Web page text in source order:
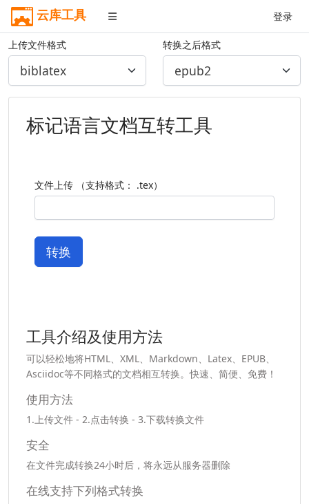
云库工具 登录
上传文件格式 转换之后格式
标记语言文档互转工具
文件上传 （支持格式： .tex）
转换
工具介绍及使用方法
可以轻松地将HTML、XML、Markdown、Latex、EPUB、
Asciidoc等不同格式的文档相互转换。快速、简便、免费！
使用方法
1.上传文件 - 2.点击转换 - 3.下载转换文件
安全
在文件完成转换24小时后，将永远从服务器删除
在线支持下列格式转换